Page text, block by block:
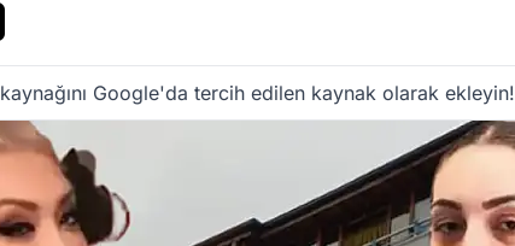
kaynağını Google'da tercih edilen kaynak olarak ekleyin!